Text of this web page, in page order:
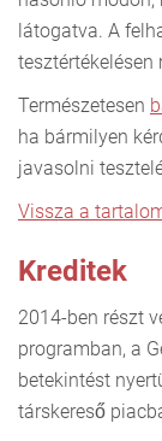
látogatva. A
tesztértékelésen
Természetesen
ha bármilyen
javasolni
Vissza a
Kreditek
2014-ben részt
programban, a
betekintést
társkereső